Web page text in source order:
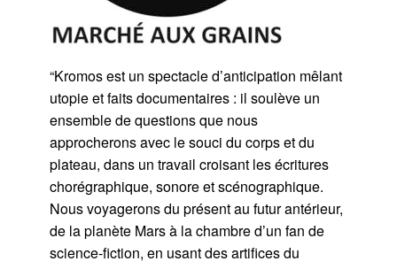
“Kromos est un spectacle d’anticipation mêlant
utopie et faits documentaires : il soulève un
ensemble de questions que nous
approcherons avec le souci du corps et du
plateau, dans un travail croisant les écritures
chorégraphique, sonore et scénographique.
Nous voyagerons du présent au futur antérieur,
de la planète Mars à la chambre d’un fan de
science-fiction, en usant des artifices du